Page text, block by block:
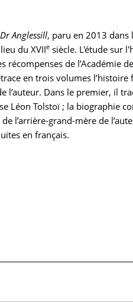
Dr Anglessill, paru en 2013 dans
du XVIIe siècle. L'étude sur
récompenses de l’Académie
en trois volumes l’histoire
l’auteur. Dans le premier, il
Léon Tolstoï ; la biographie
l’arrière-grand-mère de
en français.